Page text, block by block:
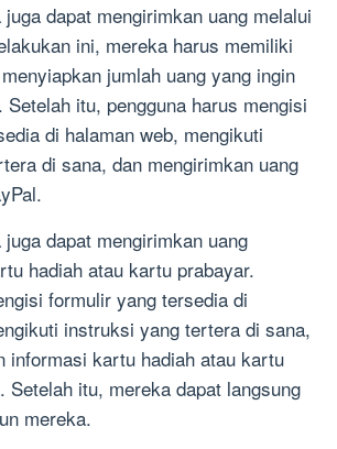
juga dapat mengirimkan uang melalui
ini, mereka harus memiliki
jumlah uang yang ingin
itu, pengguna harus mengisi
di halaman web, mengikuti
di sana, dan mengirimkan uang
juga dapat mengirimkan uang
hadiah atau kartu prabayar.
formulir yang tersedia di
instruksi yang tertera di sana,
informasi kartu hadiah atau kartu
Setelah itu, mereka dapat langsung
mereka.